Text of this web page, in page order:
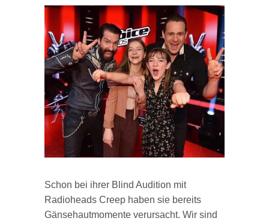
Schon bei ihrer Blind Audition mit
Radioheads Creep haben sie bereits
Gänsehautmomente verursacht. Wir sind